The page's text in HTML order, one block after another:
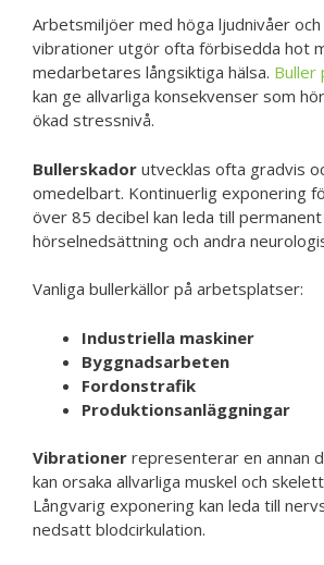
Arbetsmiljöer med höga ljudnivåer
vibrationer utgör ofta förbisedda hot
medarbetares långsiktiga hälsa. Buller
kan ge allvarliga konsekvenser som
ökad stressnivå.
Bullerskador utvecklas ofta gradvis
omedelbart. Kontinuerlig exponering
över 85 decibel kan leda till permanent
hörselnedsättning och andra
Vanliga bullerkällor på arbetsplatser:
Industriella maskiner
Byggnadsarbeten
Fordonstrafik
Produktionsanläggningar
Vibrationer representerar en annan
kan orsaka allvarliga muskel och
Långvarig exponering kan leda till
nedsatt blodcirkulation.